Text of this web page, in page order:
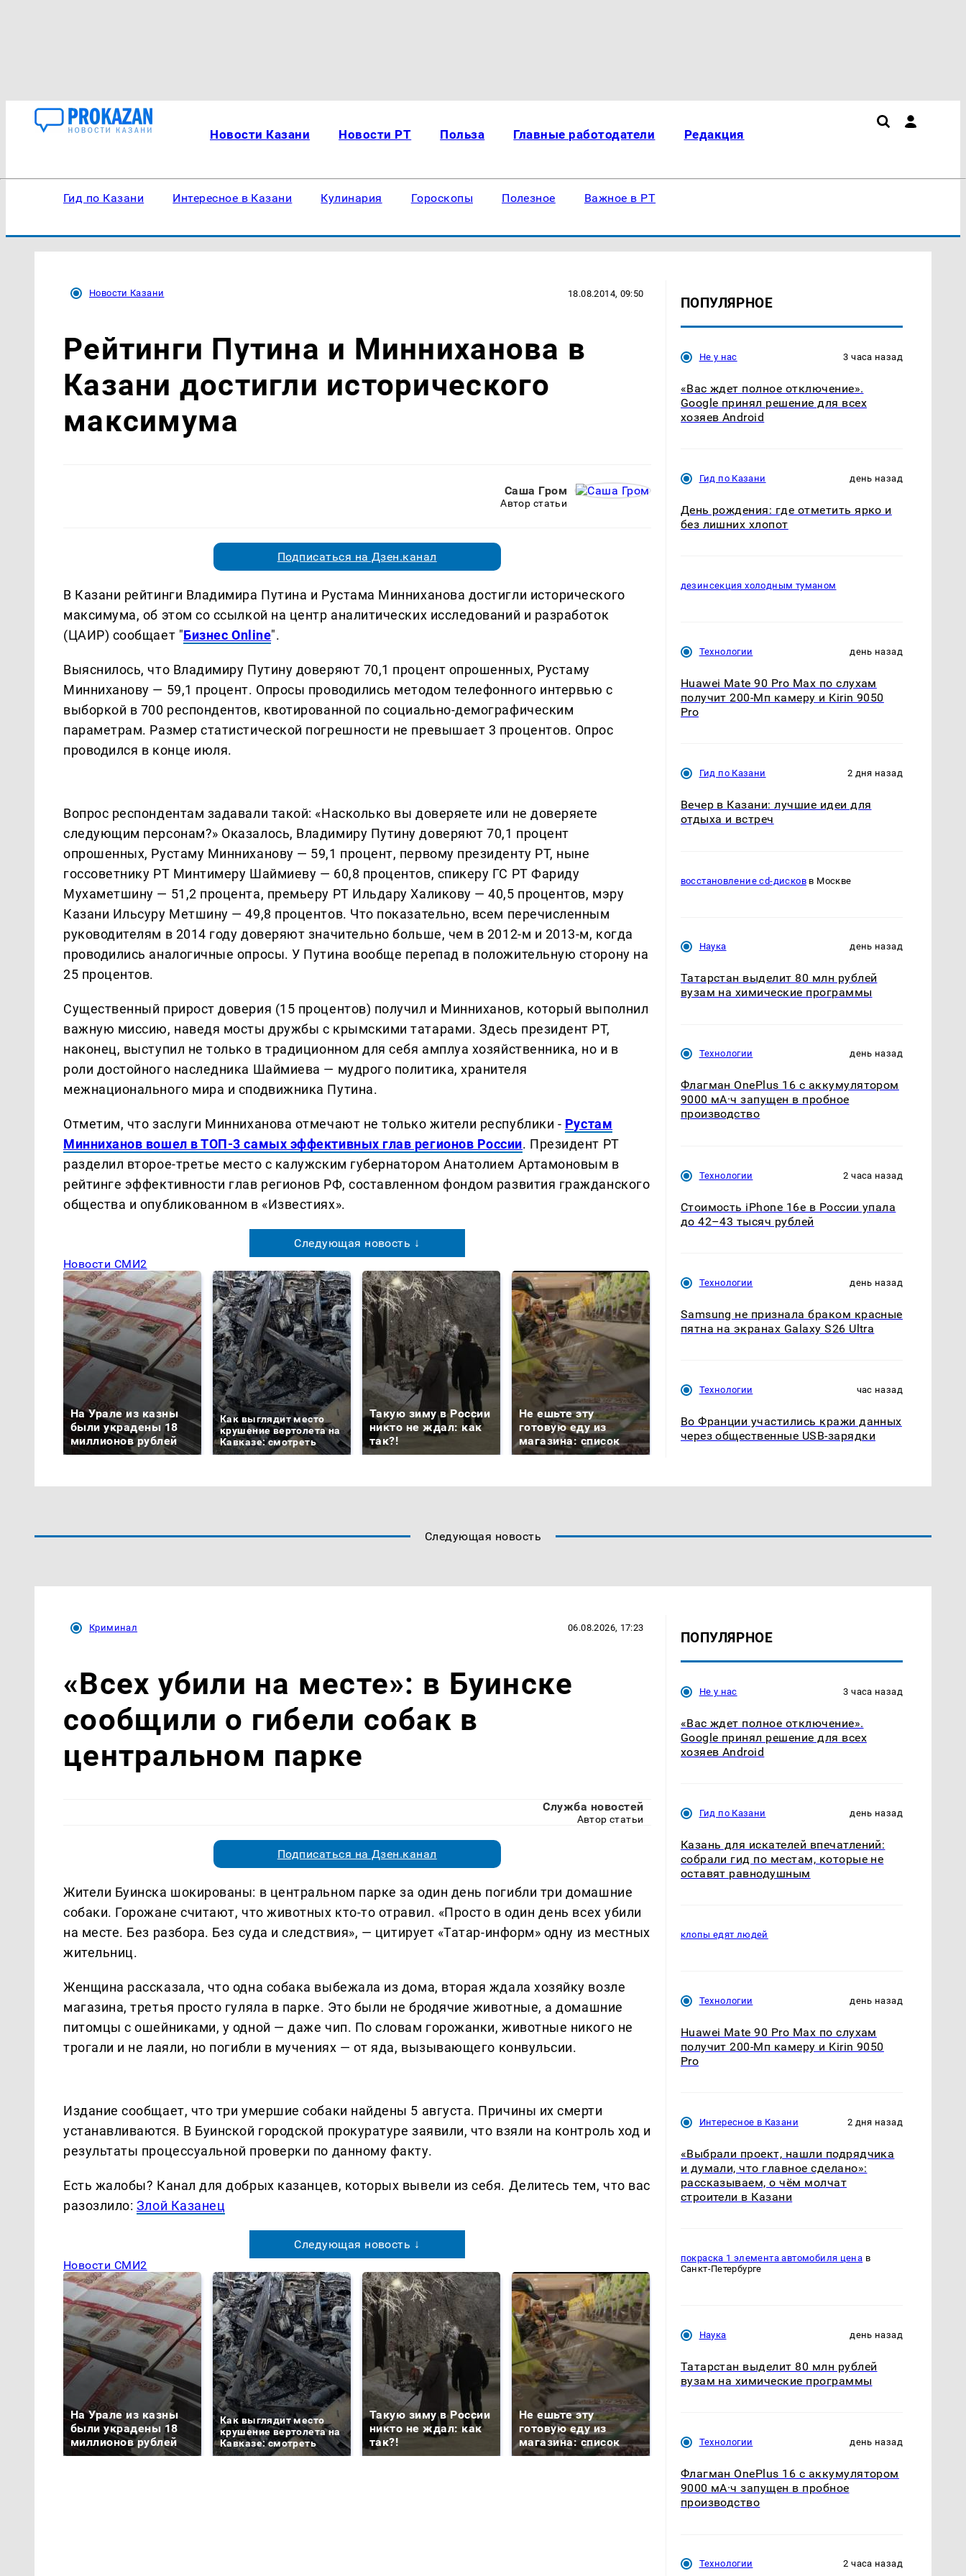
Новости Казани Новости РТ Польза Главные работодатели Редакция
Гид по Казани Интересное в Казани Кулинария Гороскопы Полезное Важное в РТ
Новости Казани 18.08.2014, 09:50
Рейтинги Путина и Минниханова в
Казани достигли исторического
максимума
Саша Гром
Автор статьи
Подписаться на Дзен.канал
В Казани рейтинги Владимира Путина и Рустама Минниханова достигли исторического
максимума, об этом со ссылкой на центр аналитических исследований и разработок
(ЦАИР) сообщает "Бизнес Online".
Выяснилось, что Владимиру Путину доверяют 70,1 процент опрошенных, Рустаму
Минниханову — 59,1 процент. Опросы проводились методом телефонного интервью с
выборкой в 700 респондентов, квотированной по социально-демографическим
параметрам. Размер статистической погрешности не превышает 3 процентов. Опрос
проводился в конце июля.
Вопрос респондентам задавали такой: «Насколько вы доверяете или не доверяете
следующим персонам?» Оказалось, Владимиру Путину доверяют 70,1 процент
опрошенных, Рустаму Минниханову — 59,1 процент, первому президенту РТ, ныне
госсоветнику РТ Минтимеру Шаймиеву — 60,8 процентов, спикеру ГС РТ Фариду
Мухаметшину — 51,2 процента, премьеру РТ Ильдару Халикову — 40,5 процентов, мэру
Казани Ильсуру Метшину — 49,8 процентов. Что показательно, всем перечисленным
руководителям в 2014 году доверяют значительно больше, чем в 2012-м и 2013-м, когда
проводились аналогичные опросы. У Путина вообще перепад в положительную сторону на
25 процентов.
Существенный прирост доверия (15 процентов) получил и Минниханов, который выполнил
важную миссию, наведя мосты дружбы с крымскими татарами. Здесь президент РТ,
наконец, выступил не только в традиционном для себя амплуа хозяйственника, но и в
роли достойного наследника Шаймиева — мудрого политика, хранителя
межнационального мира и сподвижника Путина.
Отметим, что заслуги Минниханова отмечают не только жители республики - Рустам
Минниханов вошел в ТОП-3 самых эффективных глав регионов России. Президент РТ
разделил второе-третье место с калужским губернатором Анатолием Артамоновым в
рейтинге эффективности глав регионов РФ, составленном фондом развития гражданского
общества и опубликованном в «Известиях».
Следующая новость ↓
Новости СМИ2
На Урале из казны
были украдены 18
миллионов рублей
Как выглядит место
крушение вертолета на
Кавказе: смотреть
Такую зиму в России
никто не ждал: как
так?!
Не ешьте эту
готовую еду из
магазина: список
жестокое убийство
криптомиллионера
Все новости по
падению вертолета на
Кавказе: читать здесь
ПОПУЛЯРНОЕ
Не у нас 3 часа назад
«Вас ждет полное отключение».
Google принял решение для всех
хозяев Android
Гид по Казани день назад
День рождения: где отметить ярко и
без лишних хлопот
дезинсекция холодным туманом
Технологии день назад
Huawei Mate 90 Pro Max по слухам
получит 200-Мп камеру и Kirin 9050
Pro
Гид по Казани 2 дня назад
Вечер в Казани: лучшие идеи для
отдыха и встреч
восстановление cd-дисковв Москве
Наука день назад
Татарстан выделит 80 млн рублей
вузам на химические программы
Технологии день назад
Флагман OnePlus 16 с аккумулятором
9000 мА·ч запущен в пробное
производство
Технологии 2 часа назад
Стоимость iPhone 16e в России упала
до 42–43 тысяч рублей
Технологии день назад
Samsung не признала браком красные
пятна на экранах Galaxy S26 Ultra
Технологии час назад
Во Франции участились кражи данных
через общественные USB-зарядки
Следующая новость
Криминал 06.08.2026, 17:23
«Всех убили на месте»: в Буинске
сообщили о гибели собак в
центральном парке
Служба новостей
Автор статьи
Подписаться на Дзен.канал
Жители Буинска шокированы: в центральном парке за один день погибли три домашние
собаки. Горожане считают, что животных кто-то отравил. «Просто в один день всех убили
на месте. Без разбора. Без суда и следствия», — цитирует «Татар-информ» одну из местных
жительниц.
Женщина рассказала, что одна собака выбежала из дома, вторая ждала хозяйку возле
магазина, третья просто гуляла в парке. Это были не бродячие животные, а домашние
питомцы с ошейниками, у одной — даже чип. По словам горожанки, животные никого не
трогали и не лаяли, но погибли в мучениях — от яда, вызывающего конвульсии.
Издание сообщает, что три умершие собаки найдены 5 августа. Причины их смерти
устанавливаются. В Буинской городской прокуратуре заявили, что взяли на контроль ход и
результаты процессуальной проверки по данному факту.
Есть жалобы? Канал для добрых казанцев, которых вывели из себя. Делитеcь тем, что вас
разозлило: Злой Казанец
Следующая новость ↓
Новости СМИ2
На Урале из казны
были украдены 18
миллионов рублей
Как выглядит место
крушение вертолета на
Кавказе: смотреть
Такую зиму в России
никто не ждал: как
так?!
Не ешьте эту
готовую еду из
магазина: список
криптомиллионера
Кавказе: читать здесь
ПОПУЛЯРНОЕ
Не у нас 3 часа назад
«Вас ждет полное отключение».
Google принял решение для всех
хозяев Android
Гид по Казани день назад
Казань для искателей впечатлений:
собрали гид по местам, которые не
оставят равнодушным
клопы едят людей
Технологии день назад
Huawei Mate 90 Pro Max по слухам
получит 200-Мп камеру и Kirin 9050
Pro
Интересное в Казани 2 дня назад
«Выбрали проект, нашли подрядчика
и думали, что главное сделано»:
рассказываем, о чём молчат
строители в Казани
покраска 1 элемента автомобиля цена в
Санкт-Петербурге
Наука день назад
Татарстан выделит 80 млн рублей
вузам на химические программы
Технологии день назад
Флагман OnePlus 16 с аккумулятором
9000 мА·ч запущен в пробное
производство
Технологии 2 часа назад